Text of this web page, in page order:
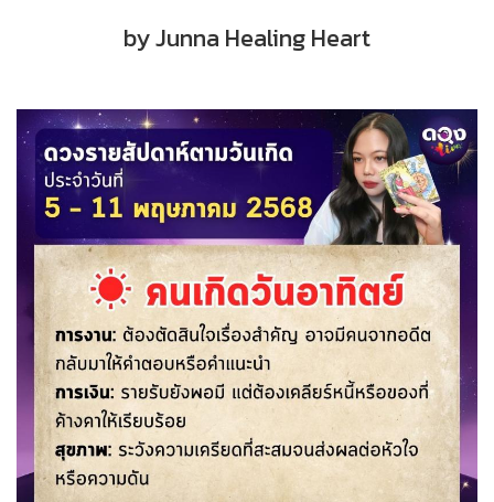
by Junna Healing Heart